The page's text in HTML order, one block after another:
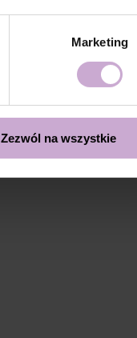
Marketing
Zezwól na wszystkie